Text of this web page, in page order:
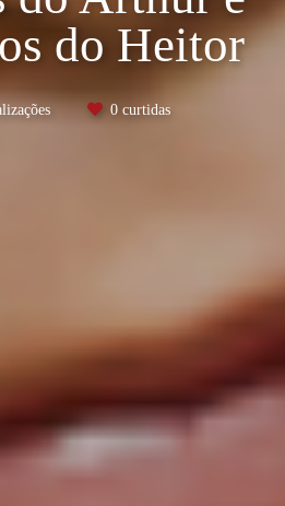
do Heitor
0 curtidas